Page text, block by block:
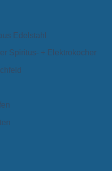
Edelstahl
Spiritus- + Elektrokocher